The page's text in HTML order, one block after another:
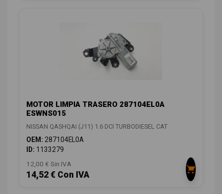
MOTOR LIMPIA TRASERO 287104EL0A
ESWNS015
NISSAN QASHQAI (J11) 1.6 DCI TURBODIESEL CAT
OEM: 287104EL0A
ID: 1133279
12,00 € Sin IVA
14,52 € Con IVA